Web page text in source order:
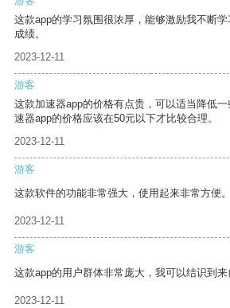
这款app的学习氛围很浓厚，能够激励我不断
成绩。
2023-12-11
游客
这款加速器app的价格有点贵，可以适当降低
速器app的价格应该在50元以下才比较合理。
2023-12-11
游客
这款软件的功能非常强大，使用起来非常方便。
2023-12-11
游客
这款app的用户群体非常庞大，我可以结识到来
2023-12-11